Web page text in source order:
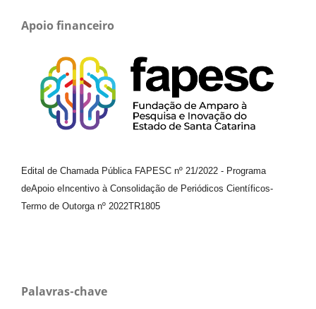
Apoio financeiro
Edital de Chamada Pública FAPESC nº 21/2022 - Programa
deApoio e Incentivo à Consolidação de Periódicos Científicos-
Termo de Outorga nº 2022TR1805
Palavras-chave